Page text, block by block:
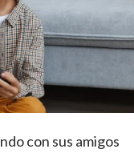
con sus amigos